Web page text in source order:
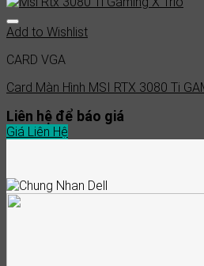
Add to Wishlist
CARD VGA
Card Màn Hình MSI RTX 3080 Ti
Liên hệ để báo giá
Giá Liên Hệ